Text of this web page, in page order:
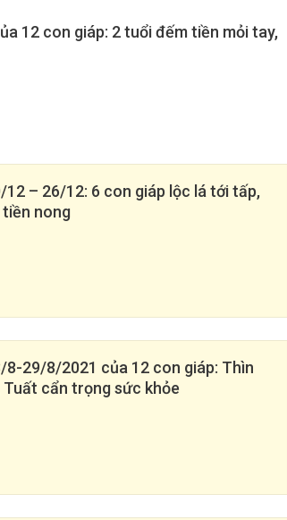
12 con giáp: 2 tuổi đếm tiền mỏi tay,
– 26/12: 6 con giáp lộc lá tới tấp,
nong
29/8/2021 của 12 con giáp: Thìn
Tuất cẩn trọng sức khỏe